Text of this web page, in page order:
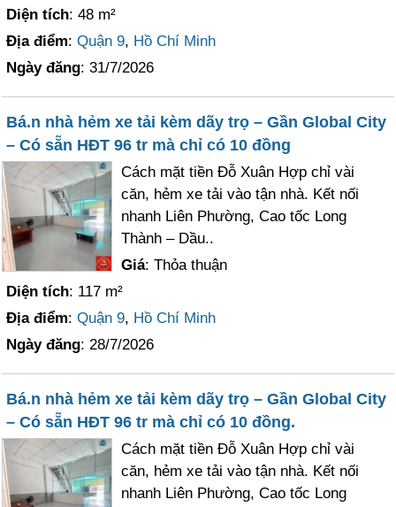
Diện tích: 48 m²
Địa điểm:Quận 9, Hồ Chí Minh
Ngày đăng: 31/7/2026
Bá.n nhà hẻm xe tải kèm dãy trọ – Gần Global City
– Có sẵn HĐT 96 tr mà chỉ có 10 đồng
Cách mặt tiền Đỗ Xuân Hợp chỉ vài
căn, hẻm xe tải vào tận nhà. Kết nối
nhanh Liên Phường, Cao tốc Long
Thành – Dầu..
Giá: Thỏa thuận
Diện tích: 117 m²
Địa điểm:Quận 9, Hồ Chí Minh
Ngày đăng: 28/7/2026
Bá.n nhà hẻm xe tải kèm dãy trọ – Gần Global City
– Có sẵn HĐT 96 tr mà chỉ có 10 đồng.
Cách mặt tiền Đỗ Xuân Hợp chỉ vài
căn, hẻm xe tải vào tận nhà. Kết nối
nhanh Liên Phường, Cao tốc Long